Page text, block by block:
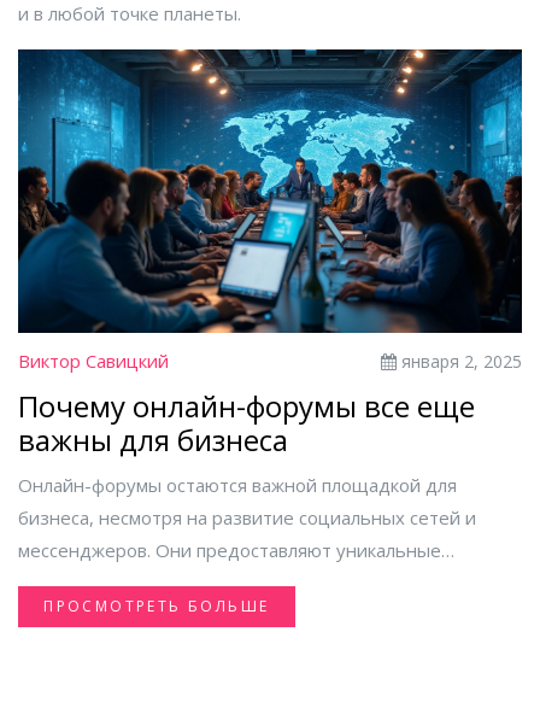
и в любой точке планеты.
Виктор Савицкий января 2, 2025
Почему онлайн-форумы все еще
важны для бизнеса
Онлайн-форумы остаются важной площадкой для
бизнеса, несмотря на развитие социальных сетей и
мессенджеров. Они предоставляют уникальные
возможности для обмена опытом и поиска деловых
контактов. Компании могут использовать форумы для
ПРОСМОТРЕТЬ БОЛЬШЕ